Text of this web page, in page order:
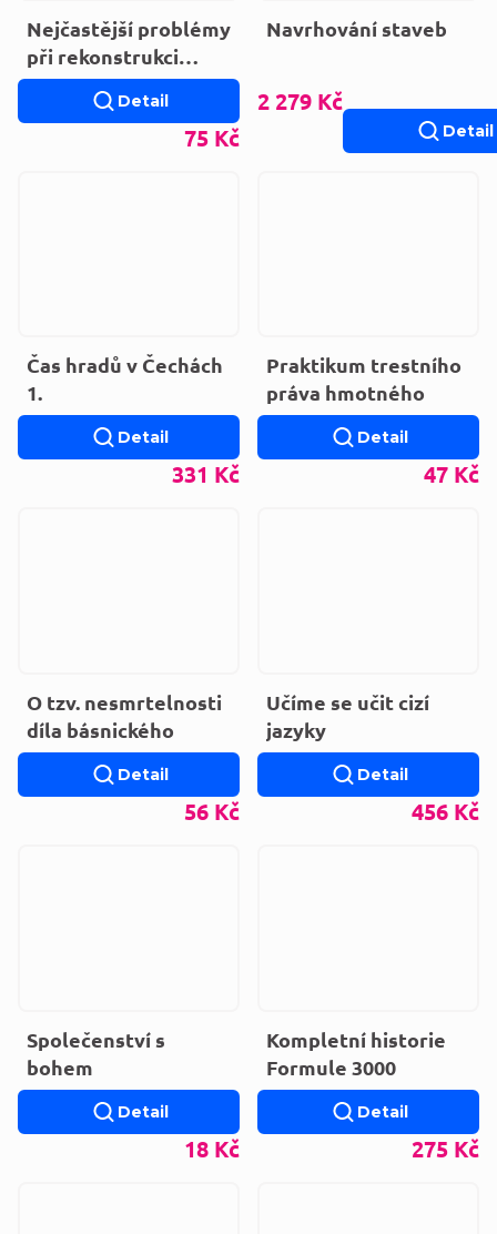
Nejčastější problémy
při rekonstrukci
domů
75 Kč
Detail
Navrhování staveb
2 279 Kč
Detail
Čas hradů v Čechách
1.
331 Kč
Detail
Praktikum trestního
práva hmotného
47 Kč
Detail
O tzv. nesmrtelnosti
díla básnického
56 Kč
Detail
Učíme se učit cizí
jazyky
456 Kč
Detail
Společenství s
bohem
18 Kč
Detail
Kompletní historie
Formule 3000
275 Kč
Detail